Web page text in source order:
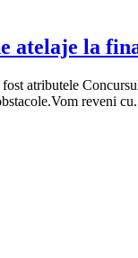
atelaje la
atributele
reveni